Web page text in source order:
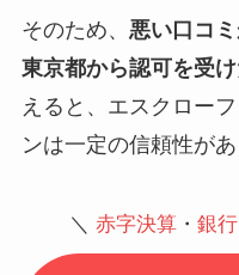
そのため、 悪い口コ
東京都から認可を受
えると、エスクロー
ンは一定の信頼性が
＼ 赤字決算・ 銀